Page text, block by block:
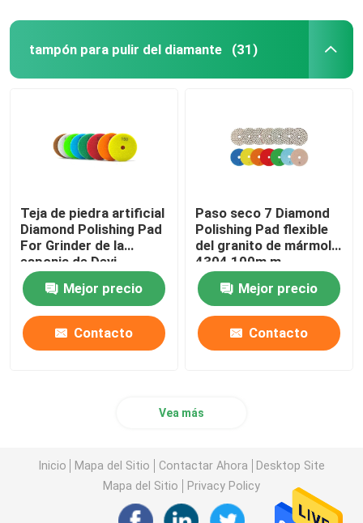
tampón para pulir del diamante (31)
Teja de piedra artificial
Diamond Polishing Pad
For Grinder de la
esponja de Deyi
Mejor precio
Contacto
Paso seco 7 Diamond
Polishing Pad flexible
del granito de mármol
4304 100m m
Mejor precio
Contacto
Vea más
Inicio Mapa del Sitio Contactar Ahora
Desktop Site
Mapa del Sitio
Privacy Policy